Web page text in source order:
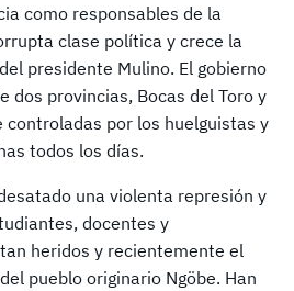
como responsables de la
clase política y crece la
presidente Mulino. El gobierno
dos provincias, Bocas del Toro y
por los huelguistas y
todos los días.
una violenta represión y
docentes y
heridos y recientemente el
pueblo originario Ngöbe. Han